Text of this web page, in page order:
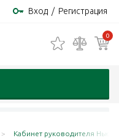
Вход / Регистрация
0
Кабинет руководителя